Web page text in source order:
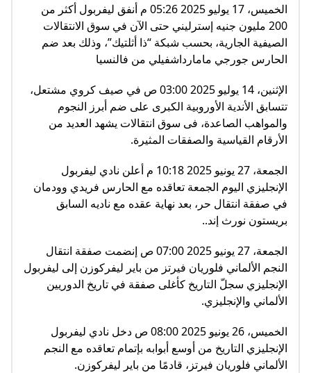
الخميس، 17 يوليو 2025 05:26 م أنفق ليفربول أكثر من
200 مليون جنيه إسترليني حتى الآن في سوق الانتقالات
الصيفية الجارية، بحسب شبكة “ذا أثلتيك”، وذلك بعد ضم
الحارس جورجي مامارداشفيلي من فالنسيا
الإثنين، 14 يوليو 2025 03:00 ص في صيف كروي مشتعل،
تتسابق الأندية الأوروبية الكبرى على ضم أبرز النجوم
والمواهب الصاعدة، فى سوق انتقالات يشهد العديد من
الأرقام القياسية والصفقات المثيرة.
الجمعة، 27 يونيو 2025 10:18 م أعلن نادي ليفربول
الإنجليزي اليوم الجمعة تعاقده مع الحارس فريدي وودمان
في صفقة انتقال حر، بعد نهاية عقده مع ناديه السابق
بريستون نورث إند..
الجمعة، 27 يونيو 2025 07:00 ص إنضمت صفقة انتقال
النجم الألماني فلوريان فيرتز من باير ليفركوزن إلى ليفربول
الإنجليزي سجلّ التاريخ كأغلى صفقة في تاريخ الدوريين
الألماني والإنجليزي.
الخميس، 26 يونيو 2025 08:00 ص دخل نادي ليفربول
الإنجليزي التاريخ من أوسع أبوابه بإتمام تعاقده مع النجم
الألماني فلوريان فيرتز، قادمًا من باير ليفركوزن.